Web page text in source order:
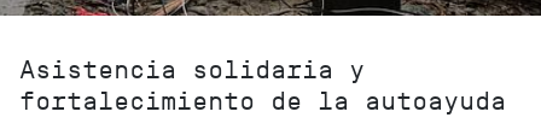
Asistencia solidaria y
fortalecimiento de la autoayuda